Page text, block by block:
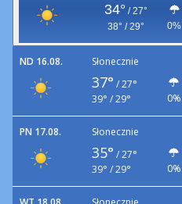
34° / 27°
38° / 29°
0%
ND 16.08. Słonecznie
37° / 27°
39° / 29°
0%
PN 17.08. Słonecznie
35° / 27°
39° / 29°
0%